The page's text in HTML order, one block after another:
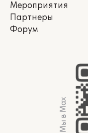
Мероприятия
Партнеры
Форум
Мы в Max